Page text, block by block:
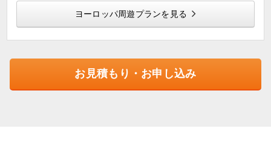
ヨーロッパ周遊プランを見る
お見積もり・お申し込み